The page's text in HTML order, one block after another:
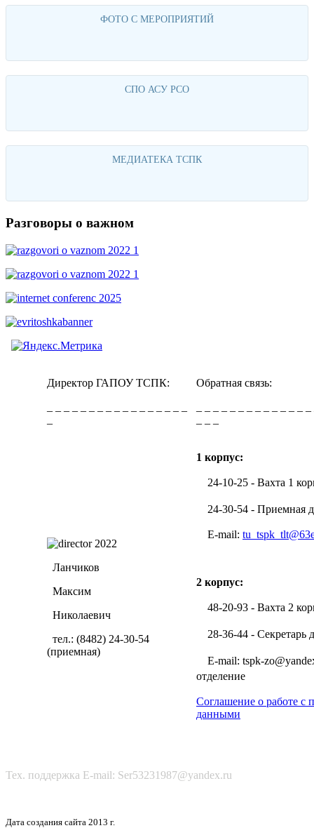
ФОТО С МЕРОПРИЯТИЙ
СПО АСУ РСО
МЕДИАТЕКА ТСПК
Разговоры о важном
Директор ГАПОУ ТСПК:
Обратная связь:
Ланчиков
Максим
Николаевич
тел.: (8482) 24-30-54
(приемная)
1 корпус:
24-10-25 - Вахта 1
24-30-54 - Приемная
E-mail:
2 корпус:
48-20-93 - Вахта 2
28-36-44 - Секретарь
E-mail: tspk-
отделение
Соглашение о работе с
данными
Тех. поддержка E-mail: Ser53231987@yandex.ru
Дата создания сайта 2013 г.